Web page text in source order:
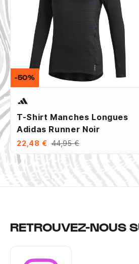
T-Shirt Manches Longues
Adidas Runner Noir
22,48 € 44,95 €
-50%
RETROUVEZ-NOUS